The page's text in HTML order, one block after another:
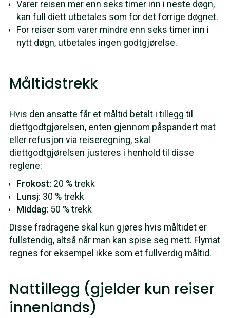
Varer reisen mer enn seks timer inn i neste døgn,
kan full diett utbetales som for det forrige døgnet.
For reiser som varer mindre enn seks timer inn i
nytt døgn, utbetales ingen godtgjørelse.
Måltidstrekk
Hvis den ansatte får et måltid betalt i tillegg til
diettgodtgjørelsen, enten gjennom påspandert mat
eller refusjon via reiseregning, skal
diettgodtgjørelsen justeres i henhold til disse
reglene:
Frokost: 20 % trekk
Lunsj: 30 % trekk
Middag: 50 % trekk
Disse fradragene skal kun gjøres hvis måltidet er
fullstendig, altså når man kan spise seg mett. Flymat
regnes for eksempel ikke som et fullverdig måltid.
Nattillegg (gjelder kun reiser
innenlands)